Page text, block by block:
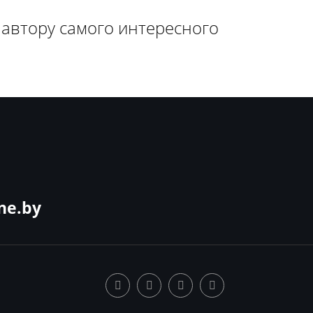
самого интересного